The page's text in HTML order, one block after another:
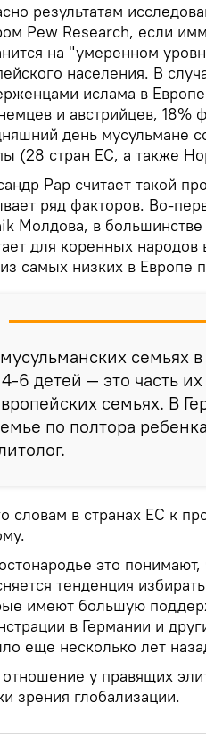
результатам
Pew Research, если
на "умеренном
населения. В
ислама в
и австрийцев, 18%
день мусульмане
(28 стран ЕС, а также
Рар считает такой
ряд факторов. Во-
Молдова, в
для коренных народов
самых низких в Европе
семьях
6 детей — это часть
семьях. В
по полтора
словам в странах ЕС к
это
тенденция
имеют большую
в Германии и
еще несколько лет
у правящих
зрения глобализации.